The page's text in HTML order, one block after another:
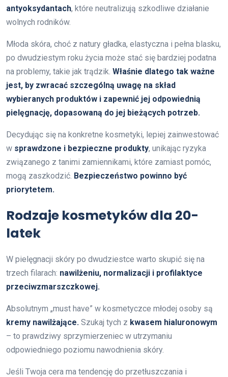
antyoksydantach, które neutralizują szkodliwe działanie
wolnych rodników.
Młoda skóra, choć z natury gładka, elastyczna i pełna blasku,
po dwudziestym roku życia może stać się bardziej podatna
na problemy, takie jak trądzik. Właśnie dlatego tak ważne
jest, by zwracać szczególną uwagę na skład
wybieranych produktów i zapewnić jej odpowiednią
pielęgnację, dopasowaną do jej bieżących potrzeb.
Decydując się na konkretne kosmetyki, lepiej zainwestować
w sprawdzone i bezpieczne produkty, unikając ryzyka
związanego z tanimi zamiennikami, które zamiast pomóc,
mogą zaszkodzić. Bezpieczeństwo powinno być
priorytetem.
Rodzaje kosmetyków dla 20-
latek
W pielęgnacji skóry po dwudziestce warto skupić się na
trzech filarach: nawilżeniu, normalizacji i profilaktyce
przeciwzmarszczkowej.
Absolutnym „must have” w kosmetyczce młodej osoby są
kremy nawilżające. Szukaj tych z kwasem hialuronowym
– to prawdziwy sprzymierzeniec w utrzymaniu
odpowiedniego poziomu nawodnienia skóry.
Jeśli Twoja cera ma tendencję do przetłuszczania i